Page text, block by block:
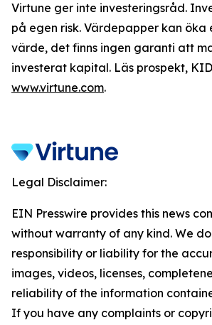
Virtune ger inte investeringsråd.
på egen risk. Värdepapper kan öka
värde, det finns ingen garanti att
investerat kapital. Läs prospekt,
www.virtune.com.
Legal Disclaimer:
EIN Presswire provides this news
without warranty of any kind. We
responsibility or liability for the
images, videos, licenses,
reliability of the information
If you have any complaints or